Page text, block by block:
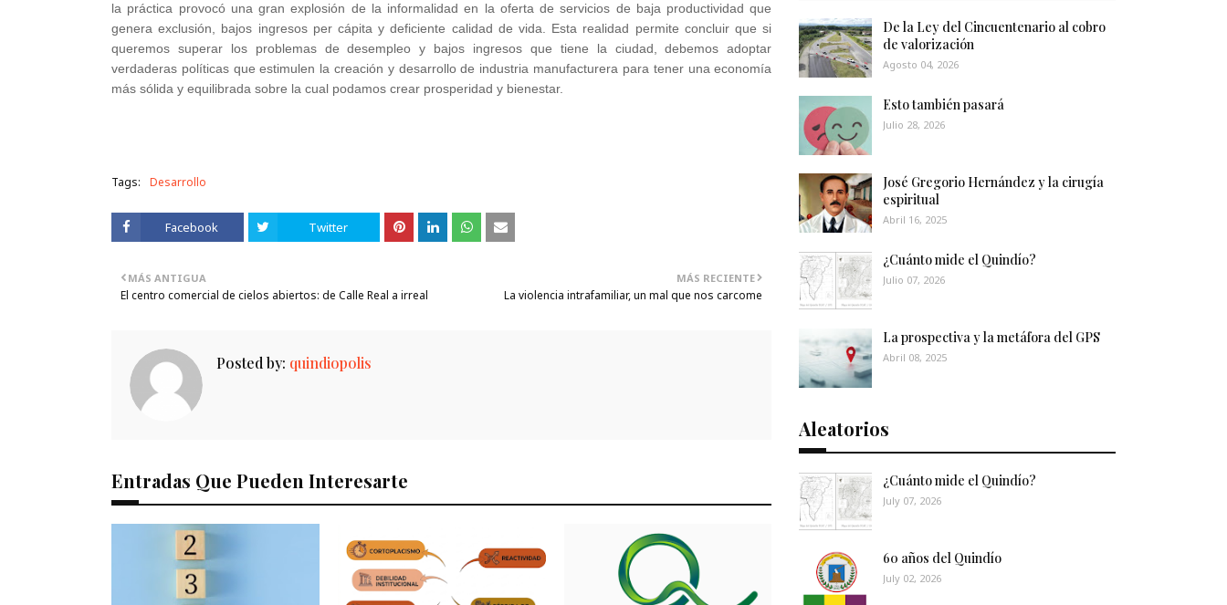
la práctica provocó una gran explosión de la informalidad en la oferta de servicios de baja productividad que
genera exclusión, bajos ingresos per cápita y deficiente calidad de vida. Esta realidad permite concluir que si
queremos superar los problemas de desempleo y bajos ingresos que tiene la ciudad, debemos adoptar
verdaderas políticas que estimulen la creación y desarrollo de industria manufacturera para tener una economía
más sólida y equilibrada sobre la cual podamos crear prosperidad y bienestar.
Tags: Desarrollo
Facebook Twitter
MÁS RECIENTE
La violencia intrafamiliar, un mal que nos carcome
MÁS ANTIGUA
El centro comercial de cielos abiertos: de Calle Real a irreal
Posted by: quindiopolis
Entradas Que Pueden Interesarte
De la Ley del Cincuentenario al cobro
de valorización
Agosto 04, 2026
Esto también pasará
Julio 28, 2026
José Gregorio Hernández y la cirugía
espiritual
Abril 16, 2025
¿Cuánto mide el Quindío?
Julio 07, 2026
La prospectiva y la metáfora del GPS
Abril 08, 2025
Aleatorios
¿Cuánto mide el Quindío?
July 07, 2026
60 años del Quindío
July 02, 2026